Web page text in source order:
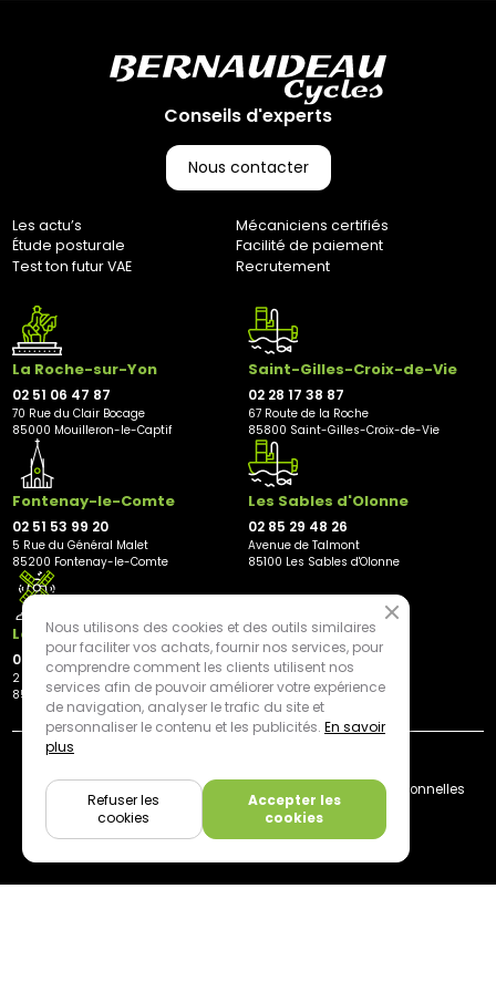
nous contacter au 0251064787 ou par e-mail à
marketing@bernaudeaucycles.fr.
70 rue du Clair Bocage
85000, Mouilleron-Le-Captif
Conseils d'experts
Nous contacter
Les actu’s
Mécaniciens certifiés
Étude posturale
Facilité de paiement
Test ton futur VAE
Recrutement
La Roche-sur-Yon
02 51 06 47 87
70 Rue du Clair Bocage
85000 Mouilleron-le-Captif
Saint-Gilles-Croix-de-Vie
02 28 17 38 87
67 Route de la Roche
85800 Saint-Gilles-Croix-de-Vie
Fontenay-le-Comte
02 51 53 99 20
5 Rue du Général Malet
85200 Fontenay-le-Comte
Les Sables d'Olonne
02 85 29 48 26
Avenue de Talmont
85100 Les Sables d'Olonne
Les Herbiers
02 21 81 23 11
2 rue des Peupliers
85500 Les Herbiers
Livraison
Plan du site Mentions légales
Données personnelles
Cookies
Nous utilisons des cookies et des outils similaires
pour faciliter vos achats, fournir nos services, pour
comprendre comment les clients utilisent nos
services afin de pouvoir améliorer votre expérience
de navigation, analyser le trafic du site et
personnaliser le contenu et les publicités. En savoir
plus
Accepter les
cookies
Refuser les
cookies